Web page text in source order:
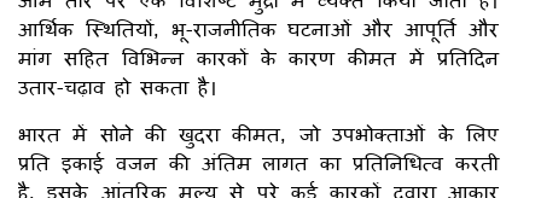
आर्थिक स्थितियों, भू-राजनीतिक घटनाओं और आपूर्ति और
मांग सहित विभिन्न कारकों के कारण कीमत में प्रतिदिन
उतार-चढ़ाव हो सकता है।
भारत में सोने की खुदरा कीमत, जो उपभोक्ताओं के लिए
प्रति इकाई वजन की अंतिम लागत का प्रतिनिधित्व करती
है, इसके आंतरिक मूल्य से परे कई कारकों द्वारा आकार